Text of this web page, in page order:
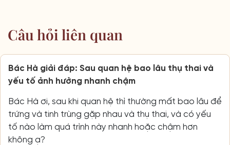
Câu hỏi liên quan
Bác Hà giải đáp: Sau quan hệ bao lâu thụ thai và
yếu tố ảnh hưởng nhanh chậm
Bác Hà ơi, sau khi quan hệ thì thường mất bao lâu để
trứng và tinh trùng gặp nhau và thụ thai, và có yếu
tố nào làm quá trình này nhanh hoặc chậm hơn
không ạ?